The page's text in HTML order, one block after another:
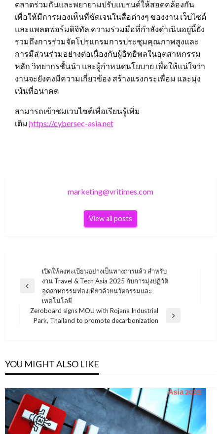
ตลาดร่วมกันและพยายามปรับแบรนด์ให้สอดคล้องกัน
เพื่อให้มีการมองเห็นที่ชัดเจนในสื่อต่างๆ ของงาน เว็บไซต์
และแพลตฟอร์มดิจิทัล ความร่วมมือที่กำลังดำเนินอยู่นี้ยัง
รวมถึงการร่วมจัดโปรแกรมการประชุมคุณภาพสูงและ
การมีส่วนร่วมอย่างต่อเนื่องกับผู้อิทธิพลในอุตสาหกรรม
หลัก วิทยากรชั้นนำ และผู้กำหนดนโยบาย เพื่อให้แน่ใจว่า
งานจะยังคงมีความเกี่ยวข้อง สร้างแรงกระเพื่อม และมุ่ง
เน้นที่อนาคต
สามารถเข้าชมเวบไซต์เพื่อเรียนรู้เพิ่ม
เติม https://cybersec-asia.net
marketing@vritimes.com
View all posts
navigation
Previous
เปิดให้ลงทะเบียนอย่างเป็นทางการแล้ว สำหรับ
งาน Travel & Tech Asia 2025 กับการมุ่งปฏิวัติ
อุตสาหกรรมท่องเที่ยวด้วยนวัตกรรมและ
เทคโนโลยี
Next
Zeroboard signs MOU with Rojana Industrial
Park, Thailand to promote decarbonization
YOU MIGHT ALSO LIKE